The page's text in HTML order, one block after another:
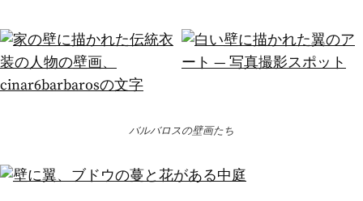
バルバロスの壁画たち